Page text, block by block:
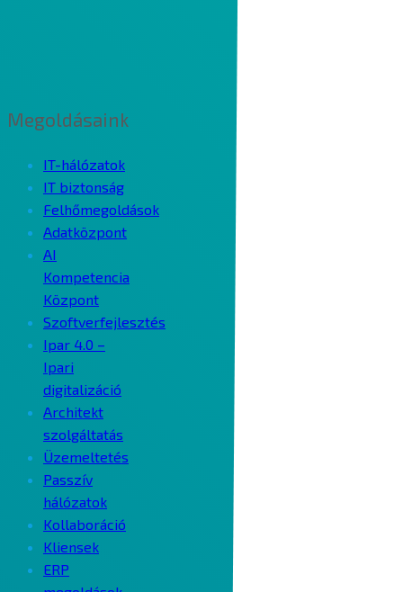
Megoldásaink
IT-hálózatok
IT biztonság
Felhőmegoldások
Adatközpont
AI
Kompetencia
Központ
Szoftverfejlesztés
Ipar 4.0 –
Ipari
digitalizáció
Architekt
szolgáltatás
Üzemeltetés
Passzív
hálózatok
Kollaboráció
Kliensek
ERP